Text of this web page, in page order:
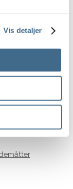
Vis detaljer